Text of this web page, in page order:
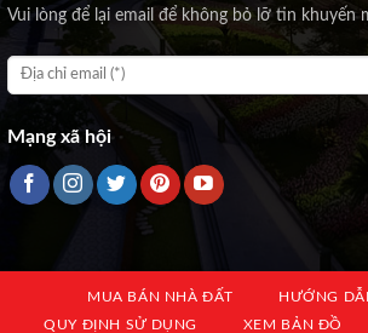
Vui lòng để lại email để không bỏ lỡ tin khuyến
Mạng xã hội
MUA BÁN NHÀ ĐẤT
HƯỚNG
QUY ĐỊNH SỬ DỤNG
XEM BẢN ĐỒ